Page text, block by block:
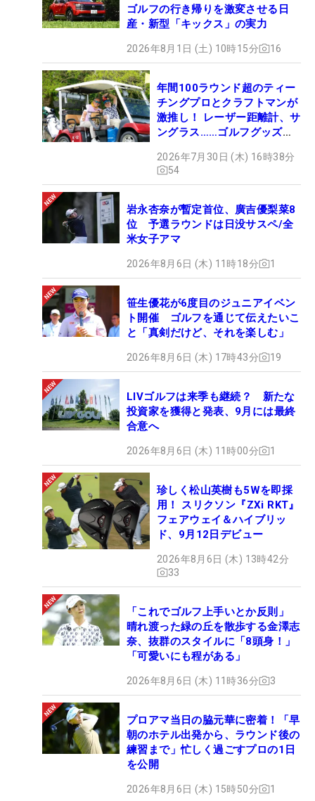
ゴルフの行き帰りを激変させる日
産・新型「キックス」の実力
2026年8月1日 (土) 10時15分 16
年間100ラウンド超のティー
チングプロとクラフトマンが
激推し！ レーザー距離計、サ
ングラス……ゴルフグッズマ
2026年7月30日 (木) 16時38分
54
岩永杏奈が暫定首位、廣吉優梨菜8
位 予選ラウンドは日没サスペ/全
米女子アマ
2026年8月6日 (木) 11時18分 1
笹生優花が6度目のジュニアイベン
ト開催 ゴルフを通じて伝えたいこ
と「真剣だけど、それを楽しむ」
2026年8月6日 (木) 17時43分 19
LIVゴルフは来季も継続？ 新たな
投資家を獲得と発表、9月には最終
合意へ
2026年8月6日 (木) 11時00分 1
珍しく松山英樹も5Wを即採
用！ スリクソン『ZXi RKT』
フェアウェイ＆ハイブリッ
ド、9月12日デビュー
2026年8月6日 (木) 13時42分
33
「これでゴルフ上手いとか反則」
晴れ渡った緑の丘を散歩する金澤志
奈、抜群のスタイルに「8頭身！」
「可愛いにも程がある」
2026年8月6日 (木) 11時36分 3
プロアマ当日の脇元華に密着！「早
朝のホテル出発から、ラウンド後の
練習まで」忙しく過ごすプロの1日
を公開
2026年8月6日 (木) 15時50分 1